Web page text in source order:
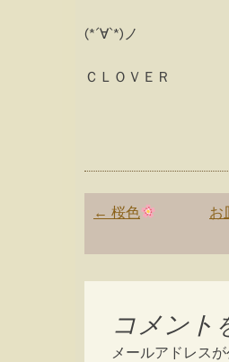
(*´∀`*)ノ
ＣＬＯＶＥＲ
Post
← 桜色
お
コメント
メールアドレス